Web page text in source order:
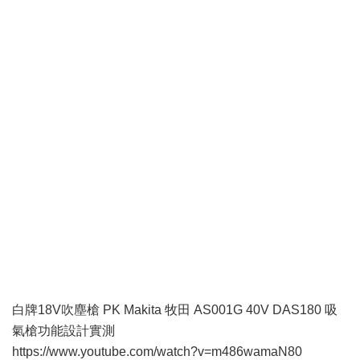
白牌18V吹塵槍 PK Makita 牧田 AS001G 40V DAS180 吸
氣槍功能設計實測
https://www.youtube.com/watch?v=m486wamaN80